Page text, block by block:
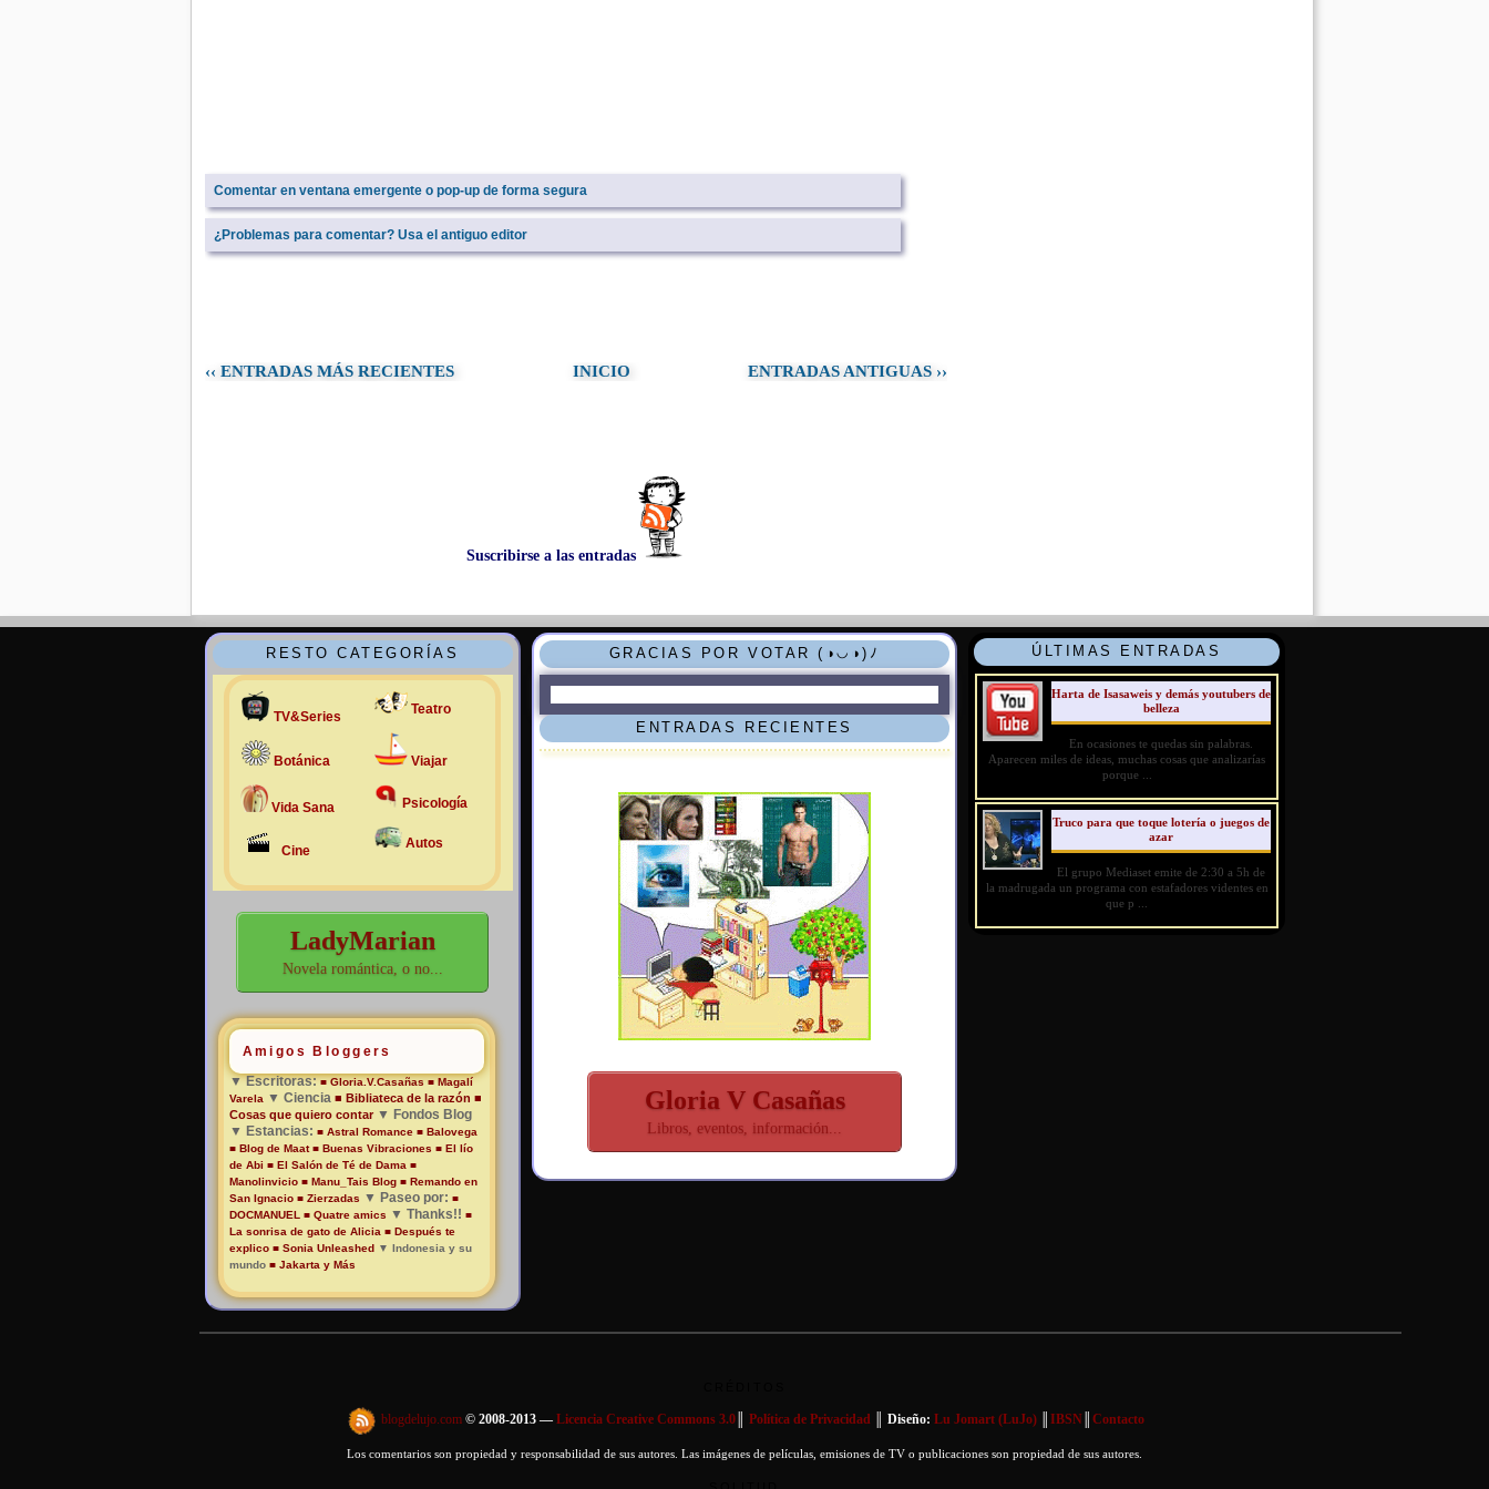
Comentar en ventana emergente o pop-up de forma segura
¿Problemas para comentar? Usa el antiguo editor
‹‹ ENTRADAS MÁS RECIENTES ENTRADAS ANTIGUAS ››
INICIO
Suscribirse a las entradas
RESTO CATEGORÍAS
TV&Series
Botánica
Vida Sana
Cine
Teatro
Viajar
Psicología
Autos
LadyMarian
Novela romántica, o no...
Amigos Bloggers
▼Escritoras: ■ Gloria.V.Casañas ■ Magalí
Varela ▼ Ciencia ■ Bibliateca de la razón ■
Cosas que quiero contar ▼ Fondos Blog
▼ Estancias: ■ Astral Romance ■ Balovega
■ Blog de Maat ■ Buenas Vibraciones ■ El lío
de Abi ■ El Salón de Té de Dama ■
Manolinvicio ■ Manu_Tais Blog ■ Remando en
San Ignacio ■ Zierzadas ▼ Paseo por: ■
DOCMANUEL ■ Quatre amics ▼ Thanks!! ■
La sonrisa de gato de Alicia ■ Después te
explico ■ Sonia Unleashed ▼
Indonesia y su
mundo ■ Jakarta y Más
GRACIAS POR VOTAR (◑◡◑)ﾉ
ENTRADAS RECIENTES
Gloria V Casañas
Libros, eventos, información...
ÚLTIMAS ENTRADAS
Harta de Isasaweis y demás youtubers de
belleza
En ocasiones te quedas sin palabras.
Aparecen miles de ideas, muchas cosas que analizarías
porque ...
Truco para que toque lotería o juegos de
azar
El grupo Mediaset emite de 2:30 a 5h de
la madrugada un programa con estafadores videntes en
que p ...
blogdelujo.com © 2008-2013 — Licencia Creative Commons 3.0║ Política de Privacidad║ Diseño: Lu Jomart (LuJo) IBSN║ Contacto
Los comentarios son propiedad y responsabilidad de sus autores. Las imágenes de películas, emisiones de TV o publicaciones son propiedad de sus autores.